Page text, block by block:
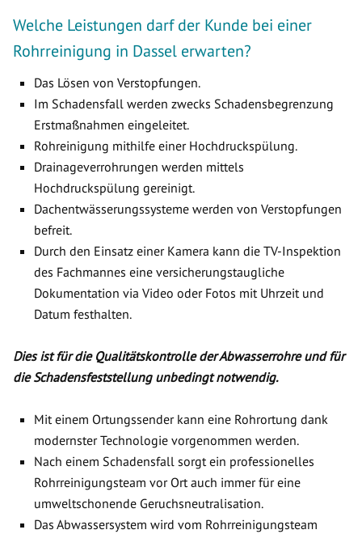
Welche Leistungen darf der Kunde bei einer
Rohrreinigung in Dassel erwarten?
Das Lösen von Verstopfungen.
Im Schadensfall werden zwecks Schadensbegrenzung
Erstmaßnahmen eingeleitet.
Rohreinigung mithilfe einer Hochdruckspülung.
Drainageverrohrungen werden mittels
Hochdruckspülung gereinigt.
Dachentwässerungssysteme werden von Verstopfungen
befreit.
Durch den Einsatz einer Kamera kann die TV-Inspektion
des Fachmannes eine versicherungstaugliche
Dokumentation via Video oder Fotos mit Uhrzeit und
Datum festhalten.
Dies ist für die Qualitätskontrolle der Abwasserrohre und für
die Schadensfeststellung unbedingt notwendig.
Mit einem Ortungssender kann eine Rohrortung dank
modernster Technologie vorgenommen werden.
Nach einem Schadensfall sorgt ein professionelles
Rohrreinigungsteam vor Ort auch immer für eine
umweltschonende Geruchsneutralisation.
Das Abwassersystem wird vom Rohrreinigungsteam